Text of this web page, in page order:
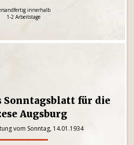
innerhalb
1-2 Arbeitstage
Sonntagsblatt für die
Augsburg
vom Sonntag, 14.01.1934